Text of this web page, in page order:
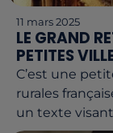
11 mars 2025
LE GRAND
PETITES
C’est une
rurales
un texte